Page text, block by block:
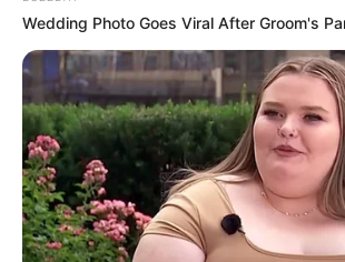
Bikin Ngakak, 10 Potret
Cosplay Murah Pakai Bahan
Seadanya
Wedding Photo Goes Viral After Groom's